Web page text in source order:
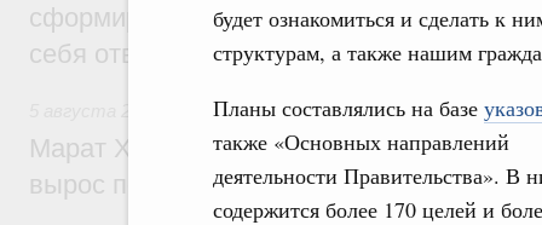
будет ознакомиться и сделать к
структурам, а также нашим
Планы составлялись на базе
также «Основных направлений
деятельности Правительства». В
содержится более 170 целей и
сформировал целое сообщество людей,
себя ответственность за будущее
Национальный проект «Инфраструктура
Марат Хуснуллин: Ввод нежилых зданий
вырос почти на треть